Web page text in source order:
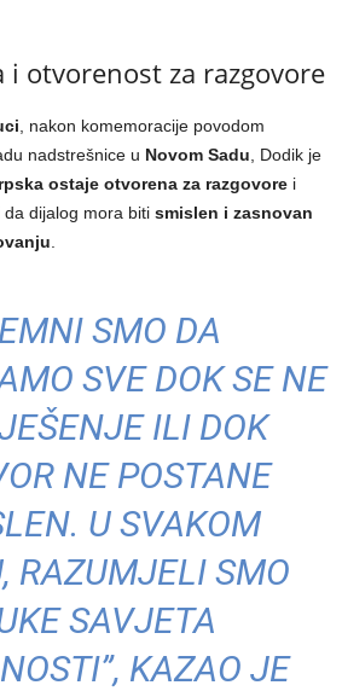
i otvorenost za razgovore
, nakon komemoracije povodom
nadstrešnice u Novom Sadu , Dodik je
ostaje otvorena za razgovore i
dijalog mora biti smislen i zasnovan
SMO DA
SVE DOK SE NE
ILI DOK
NE POSTANE
U SVAKOM
RAZUMJELI SMO
SAVJETA
KAZAO JE